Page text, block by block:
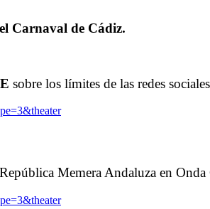
Carnaval de Cádiz.
sobre los límites de las redes
Memera Andaluza en Onda